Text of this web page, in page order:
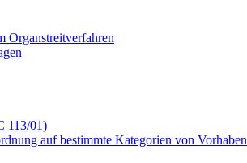
Organstreitverfahren
113/01)
auf bestimmte Kategorien von Vorhaben